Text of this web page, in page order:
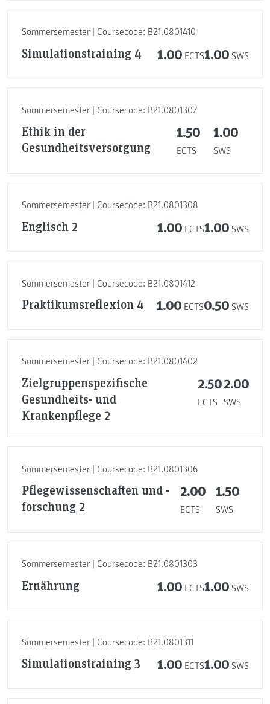
Sommersemester | Coursecode: B21.0801410
Simulationstraining 4 1.00 ECTS1.00 SWS
Sommersemester | Coursecode: B21.0801307
Ethik in der
Gesundheitsversorgung
1.50
ECTS
1.00
SWS
Sommersemester | Coursecode: B21.0801308
Englisch 2 1.00 ECTS1.00 SWS
Sommersemester | Coursecode: B21.0801412
Praktikumsreflexion 4 1.00 ECTS0.50 SWS
Sommersemester | Coursecode: B21.0801402
Zielgruppenspezifische
Gesundheits- und
Krankenpflege 2
2.50
ECTS
2.00
SWS
Sommersemester | Coursecode: B21.0801306
Pflegewissenschaften und -
forschung 2
2.00
ECTS
1.50
SWS
Sommersemester | Coursecode: B21.0801303
Ernährung 1.00 ECTS1.00 SWS
Sommersemester | Coursecode: B21.0801311
Simulationstraining 3 1.00 ECTS1.00 SWS